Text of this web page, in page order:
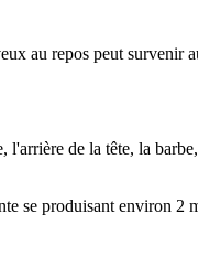
au repos peut survenir
de la tête, la
se produisant environ 2